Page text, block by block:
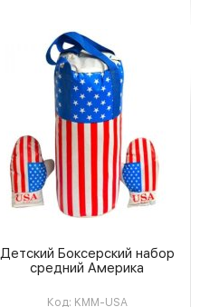
Детский Боксерский набор
средний Америка
Код: KMM-USA